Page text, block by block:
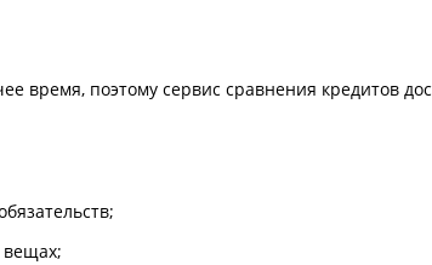
время, поэтому сервис сравнения кредитов
вещах;